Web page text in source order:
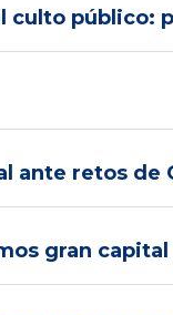
público:
ante retos de
gran